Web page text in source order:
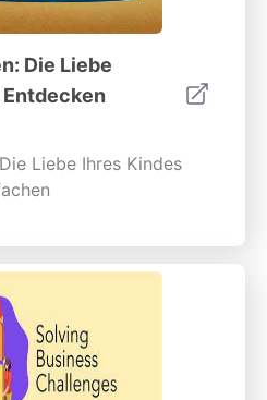
Die Liebe
Liebe Ihres Kindes